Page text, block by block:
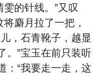
雯的针线。”又叹
麝月拉了一把，
，石青靴子，越显
。”宝玉在前只装听
：“我要走一走，这